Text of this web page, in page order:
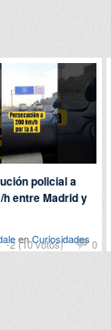
-2 (10 votos)
0
policial a
h entre Madrid y
enCuriosidades